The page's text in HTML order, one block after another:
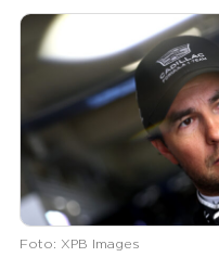
Foto: XPB Images